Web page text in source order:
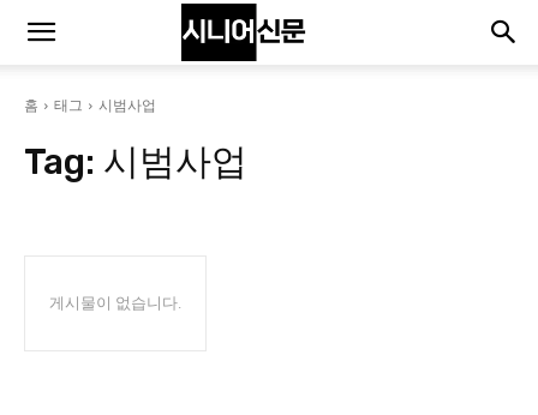
홈 태그 시범사업
Tag: 시범사업
게시물이 없습니다.